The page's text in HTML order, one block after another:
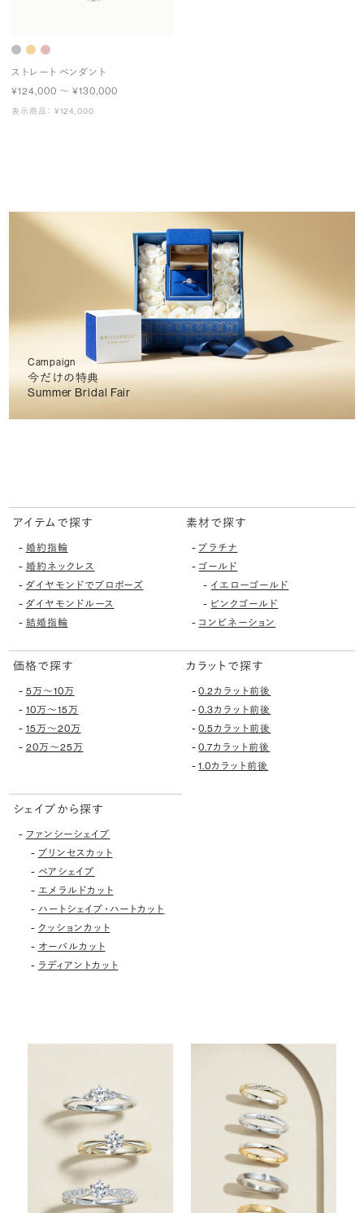
ストレート ペンダント
¥124,000 〜 ¥130,000
表示商品： ¥124,000
Campaign
今だけの特典
Summer Bridal Fair
アイテムで探す
- 婚約指輪
- 婚約ネックレス
- ダイヤモンドでプロポーズ
- ダイヤモンドルース
- 結婚指輪
素材で探す
-プラチナ
- ゴールド
-イエローゴールド
- ピンクゴールド
- コンビネーション
価格で探す
- 5万〜10万
- 10万〜15万
- 15万〜20万
- 20万〜25万
カラットで探す
-0.2カラット前後
-0.3カラット前後
-0.5カラット前後
-0.7カラット前後
-1.0カラット前後
シェイプから探す
- ファンシーシェイプ
- プリンセスカット
- ペアシェイプ
- エメラルドカット
- ハートシェイプ・ハートカット
- クッションカット
- オーバルカット
- ラディアントカット